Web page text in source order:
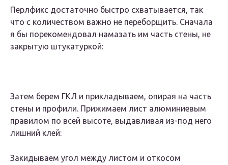
Перлфикс достаточно быстро схватывается, так
что с количеством важно не переборщить. Сначала
я бы порекомендовал намазать им часть стены, не
закрытую штукатуркой:
Затем берем ГКЛ и прикладываем, опирая на часть
стены и профили. Прижимаем лист алюминиевым
правилом по всей высоте, выдавливая из-под него
лишний клей:
Закидываем угол между листом и откосом